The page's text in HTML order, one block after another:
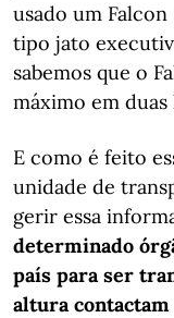
usado um
tipo jato
sabemos que o
máximo em duas
E como é feito
unidade de
gerir essa
determinado
país para ser
altura contactam